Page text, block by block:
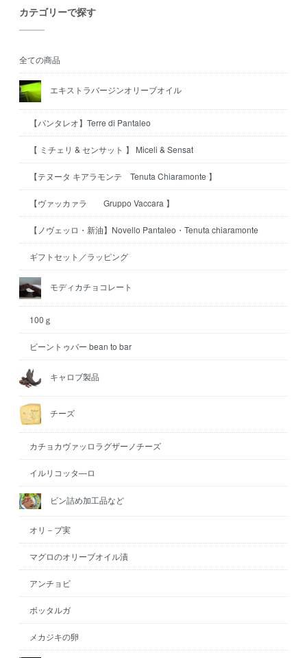
カテゴリーで探す
全ての商品
エキストラバージンオリーブオイル
【パンタレオ】Terre di Pantaleo
【 ミチェリ & センサット 】 Miceli & Sensat
【テヌータ キアラモンテ Tenuta Chiaramonte 】
【ヴァッカァラ Gruppo Vaccara 】
【ノヴェッロ・新油】Novello Pantaleo・Tenuta chiaramonte
ギフトセット／ラッピング
モディカチョコレート
100ｇ
ビーントゥバー bean to bar
キャロブ製品
チーズ
カチョカヴァッロラグザーノチーズ
イルリコッタ―ロ
ビン詰め加工品など
オリ－ブ実
マグロのオリーブオイル漬
アンチョビ
ボッタルガ
メカジキの卵